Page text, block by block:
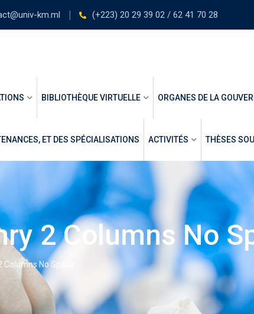
km.ml (+223) 20 29 39 02 / 62 41 70 28
BIBLIOTHÈQUE VIRTUELLE ORGANES DE LA
ET DES SPÉCIALISATIONS ACTIVITÉS THÈSES
2 Columns No
No Space